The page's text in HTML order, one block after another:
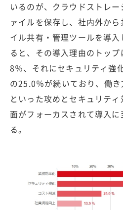
いるのが、クラウドストレ
ァイルを保存し、社内外か
イル共有・管理ツールを導
ると、その導入理由のトッ
8％、それにセキュリティ強
の25.0％が続いており、働き
といった攻めとセキュリテ
面がフォーカスされて導入
る。